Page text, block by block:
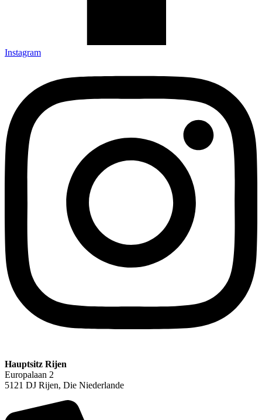
Instagram
Hauptsitz Rijen
Europalaan 2
5121 DJ Rijen, Die Niederlande